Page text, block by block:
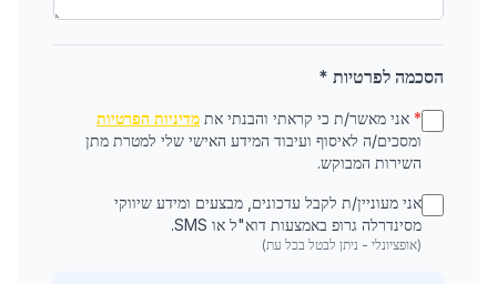
הסכמה לפרטיות *
* אני מאשר/ת כי קראתי והבנתי את מדיניות הפרטיות
ומסכים/ה לאיסוף ועיבוד המידע האישי שלי למטרת מתן
השירות המבוקש.
אני מעוניין/ת לקבל עדכונים, מבצעים ומידע שיווקי
מסינדרלה גרופ באמצעות דוא"ל או SMS.
(אופציונלי - ניתן לבטל בכל עת)